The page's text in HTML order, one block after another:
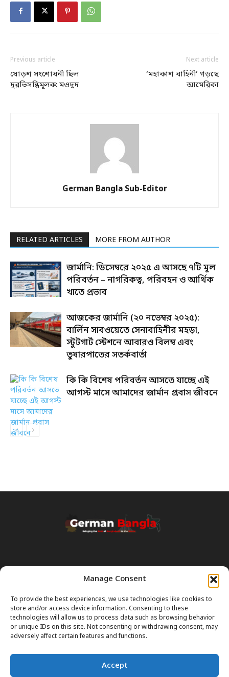
Manage Consent
To provide the best experiences, we use technologies like cookies to
store and/or access device information. Consenting to these
technologies will allow us to process data such as browsing behavior
or unique IDs on this site. Not consenting or withdrawing consent, may
adversely affect certain features and functions.
Accept
Previous article
ষোড়শ সংশোধনী ছিল
দূরভিসন্ধিমূলক: মওদুদ
Next article
‘মহাকাশ বাহিনী’ গড়ছে
আমেরিকা
German Bangla Sub-Editor
RELATED ARTICLES MORE FROM AUTHOR
জার্মানি: ডিসেম্বরে ২০২৫ এ আসছে ৭টি মূল
পরিবর্তন – নাগরিকত্ব, পরিবহন ও আর্থিক
খাতে প্রভাব
আজকের জার্মানি (২০ নভেম্বর ২০২৫):
বার্লিন সাবওয়েতে সেনাবাহিনীর মহড়া,
স্টুটগার্ট স্টেশনে আবারও বিলম্ব এবং
তুষারপাতের সতর্কবার্তা
কি কি বিশেষ পরিবর্তন আসতে যাচ্ছে এই
আগস্ট মাসে আমাদের জার্মান প্রবাস জীবনে
Transparency & Disclaimer:
Some content and images on this site are generated with the
assistance of Artificial Intelligence (AI). While we strive for accuracy, AI
can occasionally produce incorrect or outdated information.
Please Note:The content on GermanBangla.com is intended solely
professional advice. Always verify official rules (Visas, Laws, Taxes)
with government authorities before taking action.